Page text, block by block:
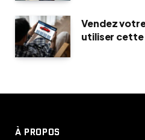
Vendez
utiliser cette
À PROPOS